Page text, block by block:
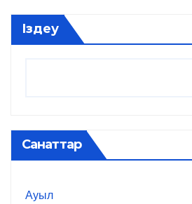
Іздеу
Санаттар
Ауыл